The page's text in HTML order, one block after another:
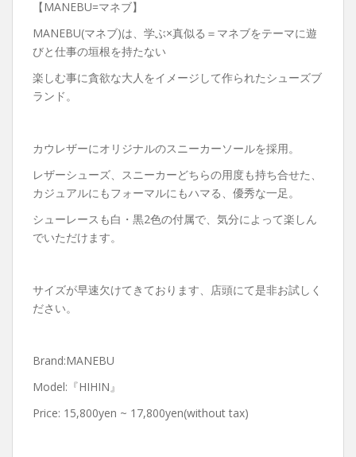
【MANEBU=マネブ】
MANEBU(マネブ)は、学ぶ×真似る＝マネブをテーマに遊
びと仕事の垣根を持たない
楽しむ事に貪欲な大人をイメージして作られたシューズブ
ランド。
カウレザーにオリジナルのスニーカーソールを採用。
レザーシューズ、スニーカーどちらの用度も持ち合せた、
カジュアルにもフォーマルにもハマる、優秀な一足。
シューレースも白・黒2色の付属で、気分によって楽しん
でいただけます。
サイズが早速欠けてきております、店頭にて是非お試しく
ださい。
Brand:MANEBU
Model:『HIHIN』
Price: 15,800yen ~ 17,800yen(without tax)